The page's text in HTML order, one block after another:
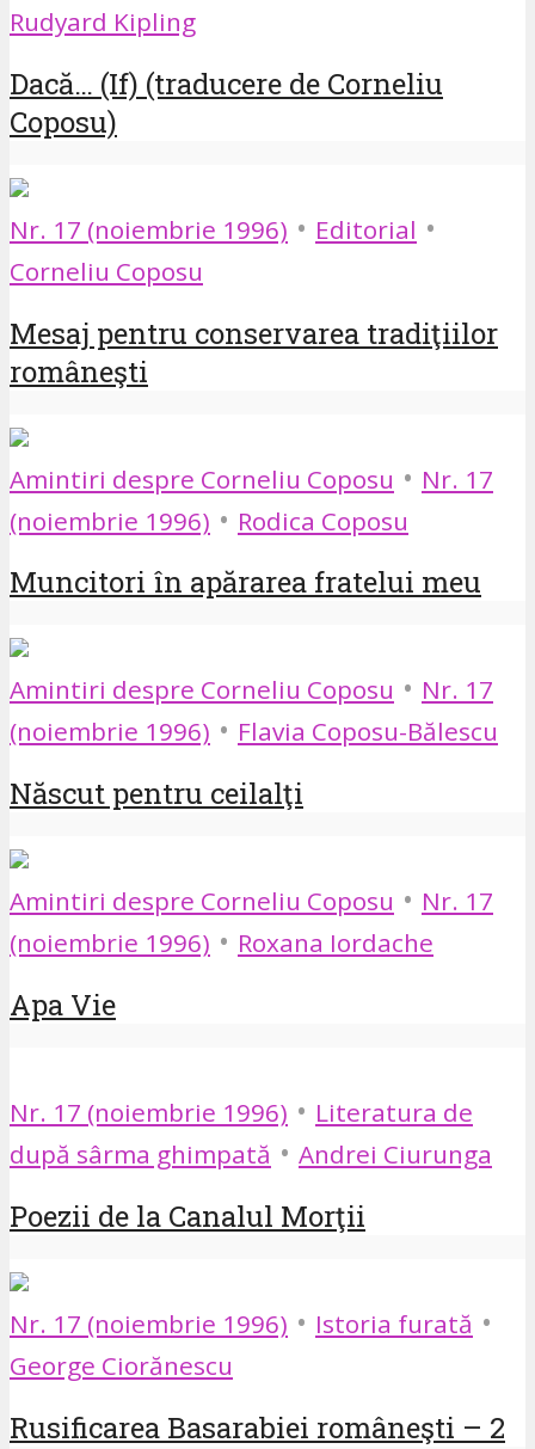
Rudyard Kipling
Dacă… (If) (traducere de Corneliu
Coposu)
Nr. 17 (noiembrie 1996) • Editorial •
Corneliu Coposu
Mesaj pentru conservarea tradiţiilor
româneşti
Amintiri despre Corneliu Coposu • Nr. 17
(noiembrie 1996) • Rodica Coposu
Muncitori în apărarea fratelui meu
Amintiri despre Corneliu Coposu • Nr. 17
(noiembrie 1996) • Flavia Coposu-Bălescu
Născut pentru ceilalţi
Amintiri despre Corneliu Coposu • Nr. 17
(noiembrie 1996) • Roxana Iordache
Apa Vie
Nr. 17 (noiembrie 1996) • Literatura de
după sârma ghimpată • Andrei Ciurunga
Poezii de la Canalul Morţii
Nr. 17 (noiembrie 1996) • Istoria furată •
George Ciorănescu
Rusificarea Basarabiei româneşti – 2